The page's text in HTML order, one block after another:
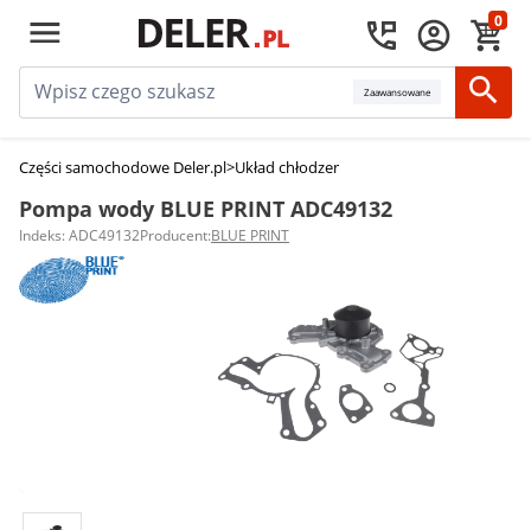
0
Zaawansowane
Części samochodowe Deler.pl>Układ chłodzenia silnika
Pompa wody BLUE PRINT ADC49132
Indeks: ADC49132Producent:BLUE PRINT